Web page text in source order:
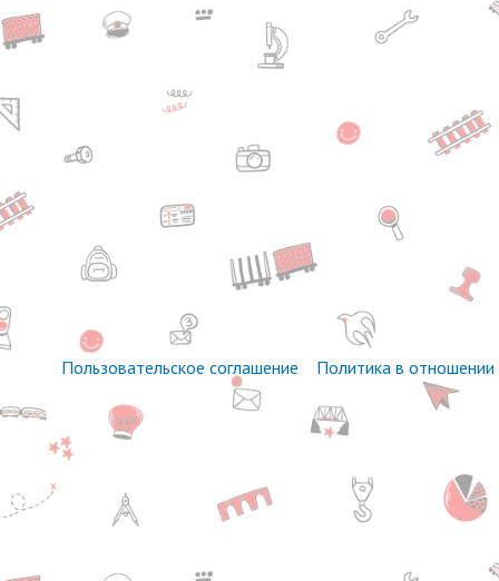
Пользовательское соглашение Политика в